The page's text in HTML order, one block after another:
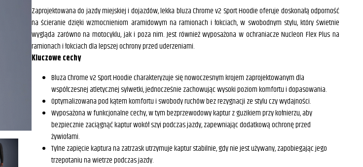
Czarny/Biały
Klasa
A
Zaprojektowana do jazdy miejskiej i dojazdów, lekka bluza Chrome v2 Sport Hoodie oferuje doskonałą odporność
na ścieranie dzięki wzmocnieniom aramidowym na ramionach i łokciach, w swobodnym stylu, który świetnie
wygląda zarówno na motocyklu, jak i poza nim. Jest również wyposażona w ochraniacze Nucleon Flex Plus na
ramionach i łokciach dla lepszej ochrony przed uderzeniami.
Kluczowe cechy
Bluza Chrome v2 Sport Hoodie charakteryzuje się nowoczesnym krojem zaprojektowanym dla
współczesnej atletycznej sylwetki, jednocześnie zachowując wysoki poziom komfortu i dopasowania.
Optymalizowana pod kątem komfortu i swobody ruchów bez rezygnacji ze stylu czy wydajności.
Wyposażona w funkcjonalne cechy, w tym bezprzewodowy kaptur z guzikiem przy kołnierzu, aby
bezpiecznie zaciągnąć kaptur wokół szyi podczas jazdy, zapewniając dodatkową ochronę przed
żywiołami.
Tylne zapięcie kaptura na zatrzask utrzymuje kaptur stabilnie, gdy nie jest używany, zapobiegając jego
trzepotaniu na wietrze podczas jazdy.